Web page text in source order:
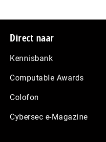
Footer
Direct naar
Kennisbank
Computable Awards
Colofon
Cybersec e-Magazine